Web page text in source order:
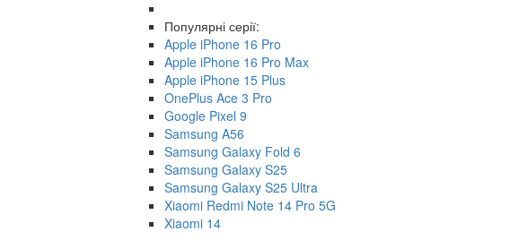
Популярні серії:
Apple iPhone 16 Pro
Apple iPhone 16 Pro Max
Apple iPhone 15 Plus
OnePlus Ace 3 Pro
Google Pixel 9
Samsung A56
Samsung Galaxy Fold 6
Samsung Galaxy S25
Samsung Galaxy S25 Ultra
Xiaomi Redmi Note 14 Pro 5G
Xiaomi 14